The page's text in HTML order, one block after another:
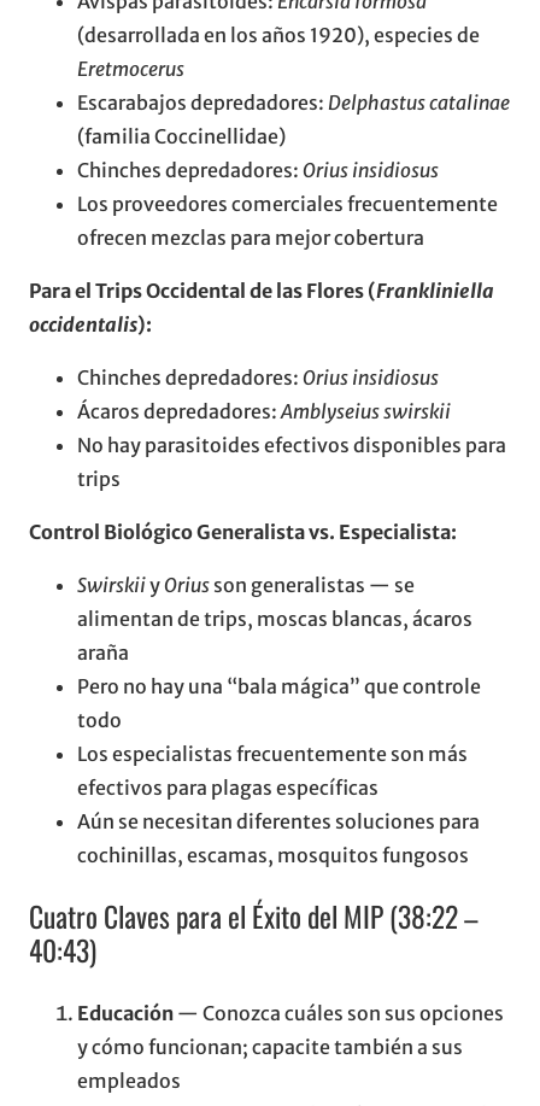
(desarrollada en los años 1920), especies de
Eretmocerus
Escarabajos depredadores: Delphastus catalinae
(familia Coccinellidae)
Chinches depredadores: Orius insidiosus
Los proveedores comerciales frecuentemente
ofrecen mezclas para mejor cobertura
Para el Trips Occidental de las Flores (Frankliniella
occidentalis):
Chinches depredadores: Orius insidiosus
Ácaros depredadores: Amblyseius swirskii
No hay parasitoides efectivos disponibles para
trips
Control Biológico Generalista vs. Especialista:
SwirskiiyOrius son generalistas — se
alimentan de trips, moscas blancas, ácaros
araña
Pero no hay una “bala mágica” que controle
todo
Los especialistas frecuentemente son más
efectivos para plagas específicas
Aún se necesitan diferentes soluciones para
cochinillas, escamas, mosquitos fungosos
Cuatro Claves para el Éxito del MIP (38:22 –
40:43)
Educación — Conozca cuáles son sus opciones
y cómo funcionan; capacite también a sus
empleados